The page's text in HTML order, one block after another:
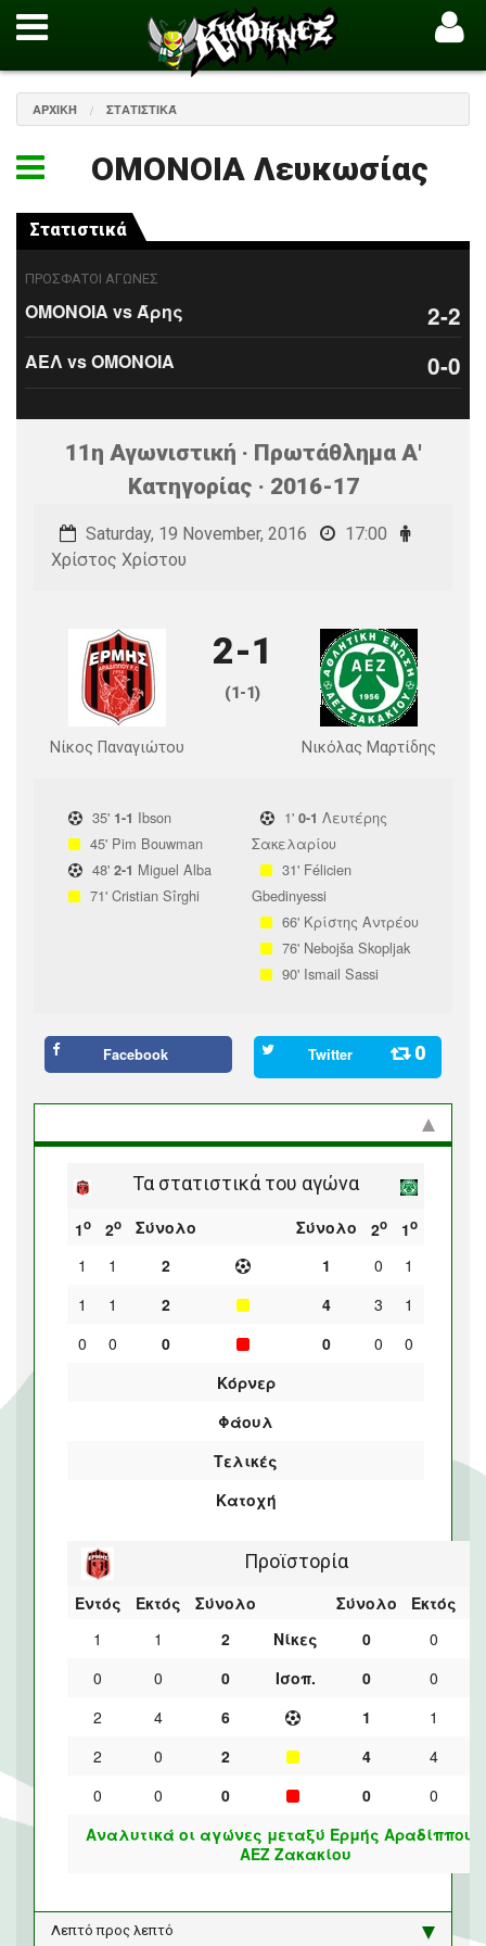
ΑΡΧΙΚΉ ΣΤΑΤΙΣΤΙΚΆ
ΟΜΟΝΟΙΑ Λευκωσίας
Στατιστικά
ΠΡΟΣΦΑΤΟΙ ΑΓΩΝΕΣ
ΟΜΟΝΟΙΑ vs Άρης 2-2
ΑΕΛ vs ΟΜΟΝΟΙΑ 0-0
11η Αγωνιστική · Πρωτάθλημα Α'
Κατηγορίας · 2016-17
Saturday, 19 November, 2016
17:00
Χρίστος Χρίστου
Νίκος Παναγιώτου
2-1
(1-1)
Νικόλας Μαρτίδης
35' 1-1 Ibson
45' Pim Bouwman
48' 2-1 Miguel Alba
71' Cristian Sîrghi
1' 0-1 Λευτέρης
Σακελαρίου
31' Félicien
Gbedinyessi
66' Κρίστης Αντρέου
76' Nebojša Skopljak
90' Ismail Sassi
Facebook Twitter 0
Τα στατιστικά του αγώνα
1ο 2ο Σύνολο Σύνολο 2ο 1ο
1 1 2 1 0
1
1
1 2 4 3
1
0
0 0 0 0
0
Κόρνερ
Φάουλ
Τελικές
Κατοχή
Προϊστορία
Εντός Εκτός Σύνολο Σύνολο Εκτός
1
1 2 Νίκες 0
0
0
0 0 Ισοπ. 0
0
2
4 6 1
1
2
0 2 4
4
0
0 0 0
0
Αναλυτικά οι αγώνες μεταξύ Ερμής Αραδίππου
ΑΕΖ Ζακακίου
Λεπτό προς λεπτό